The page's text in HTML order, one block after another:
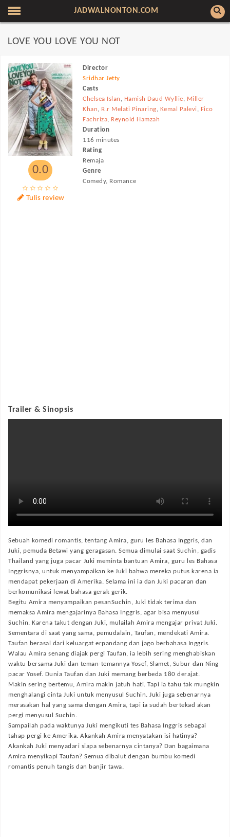
JADWALNONTON.COM
LOVE YOU LOVE YOU NOT
0.0
Tulis review
Director
Sridhar Jetty
Casts
Chelsea Islan , Hamish Daud Wyllie, Miller
Khan, R.r Melati Pinaring, Kemal Palevi, Fico
Fachriza, Reynold Hamzah
Duration
116 minutes
Rating
Remaja
Genre
Comedy, Romance
Trailer & Sinopsis
Sebuah komedi romantis, tentang Amira, guru les Bahasa Inggris, dan
Juki, pemuda Betawi yang geragasan. Semua dimulai saat Suchin, gadis
Thailand yang juga pacar Juki meminta bantuan Amira, guru les Bahasa
Inggrisnya, untuk menyampaikan ke Juki bahwa mereka putus karena ia
mendapat pekerjaan di Amerika. Selama ini ia dan Juki pacaran dan
berkomunikasi lewat bahasa gerak gerik.
Begitu Amira menyampaikan pesanSuchin, Juki tidak terima dan
memaksa Amira mengajarinya Bahasa Inggris, agar bisa menyusul
Suchin. Karena takut dengan Juki, mulailah Amira mengajar privat Juki.
Sementara di saat yang sama, pemudalain, Taufan, mendekati Amira.
Taufan berasal dari keluargat erpandang dan jago berbahasa Inggris.
Walau Amira senang diajak pergi Taufan, ia lebih sering menghabiskan
waktu bersama Juki dan teman-temannya Yosef, Slamet, Subur dan Ning
pacar Yosef. Dunia Taufan dan Juki memang berbeda 180 derajat.
Makin sering bertemu, Amira makin jatuh hati. Tapi ia tahu tak mungkin
menghalangi cinta Juki untuk menyusul Suchin. Juki juga sebenarnya
merasakan hal yang sama dengan Amira, tapi ia sudah bertekad akan
pergi menyusul Suchin.
Sampailah pada waktunya Juki mengikuti tes Bahasa Inggris sebagai
tahap pergi ke Amerika. Akankah Amira menyatakan isi hatinya?
Akankah Juki menyadari siapa sebenarnya cintanya? Dan bagaimana
Amira menyikapi Taufan? Semua dibalut dengan bumbu komedi
romantis penuh tangis dan banjir tawa.